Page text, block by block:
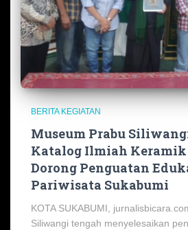
BERITA KEGIATAN
Museum Prabu
Katalog Ilmiah Keramik
Dorong Penguatan
Pariwisata Sukabumi
KOTA SUKABUMI,
Siliwangi tengah menyelesaikan